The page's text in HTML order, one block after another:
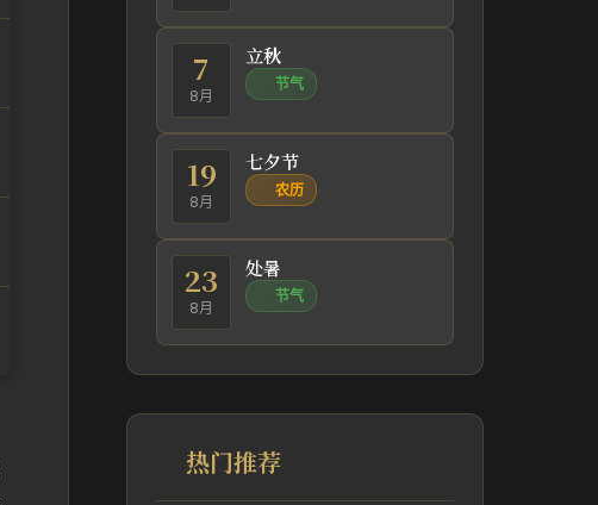
7
8月
立秋
节气
19
8月
七夕节
农历
23
8月
处暑
节气
热门推荐